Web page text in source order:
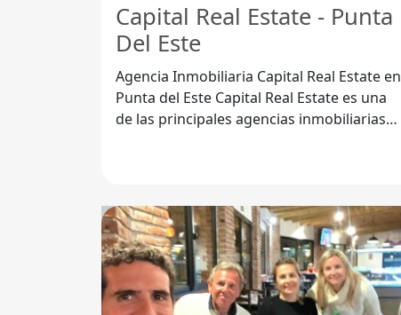
Capital Real Estate - Punta
Del Este
Agencia Inmobiliaria Capital Real Estate en
Punta del Este Capital Real Estate es una
de las principales agencias inmobiliarias